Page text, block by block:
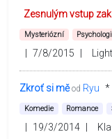
Zesnulým vstup
Mysteriózní
7/8/2015
Zkroť si měod Ryu *
Komedie Romance
19/3/2014